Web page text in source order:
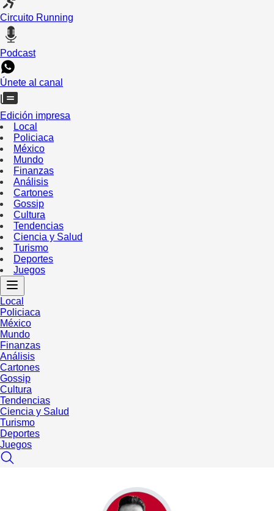
Circuito Running
Podcast
Únete al canal
Edición impresa
Local
Policiaca
México
Mundo
Finanzas
Análisis
Cartones
Gossip
Cultura
Tendencias
Ciencia y Salud
Turismo
Deportes
Juegos
Local
Policiaca
México
Mundo
Finanzas
Análisis
Cartones
Gossip
Cultura
Tendencias
Ciencia y Salud
Turismo
Deportes
Juegos